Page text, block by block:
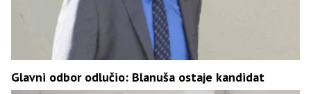
Glavni odbor odlučio: Blanuša ostaje kandidat